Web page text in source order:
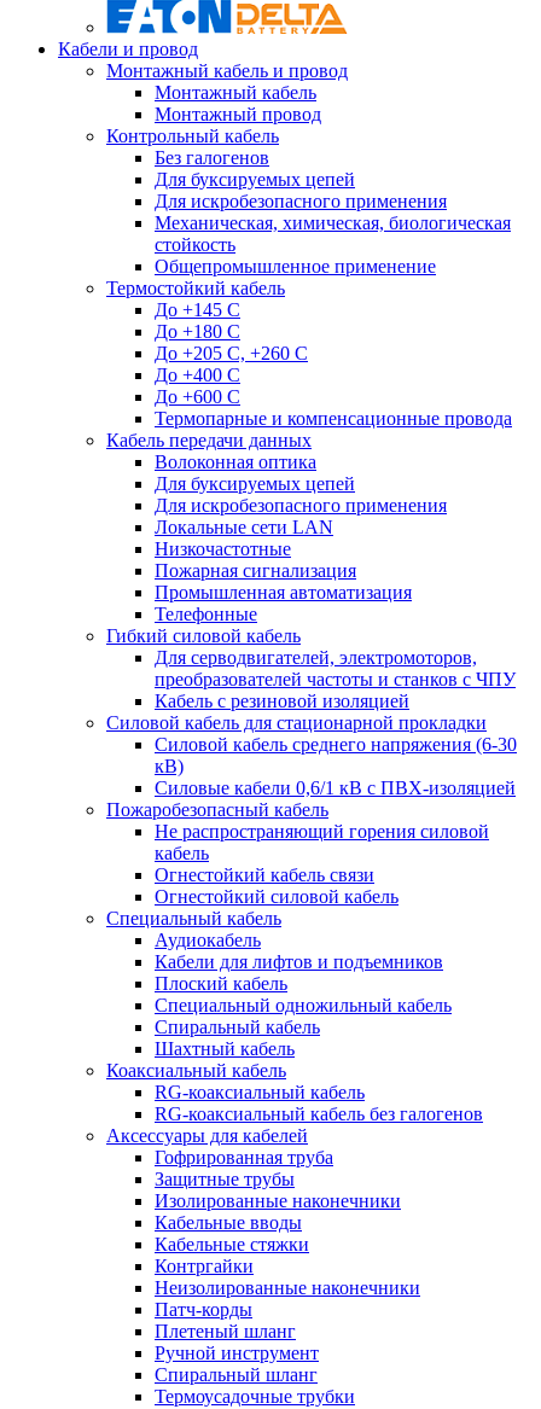
Кабели и провод
Монтажный кабель и провод
Монтажный кабель
Монтажный провод
Контрольный кабель
Без галогенов
Для буксируемых цепей
Для искробезопасного применения
Механическая, химическая, биологическая
стойкость
Общепромышленное применение
Термостойкий кабель
До +145 С
До +180 C
До +205 С, +260 С
До +400 C
До +600 С
Термопарные и компенсационные провода
Кабель передачи данных
Волоконная оптика
Для буксируемых цепей
Для искробезопасного применения
Локальные сети LAN
Низкочастотные
Пожарная сигнализация
Промышленная автоматизация
Телефонные
Гибкий силовой кабель
Для серводвигателей, электромоторов,
преобразователей частоты и станков с ЧПУ
Кабель с резиновой изоляцией
Силовой кабель для стационарной прокладки
Силовой кабель среднего напряжения (6-30
кВ)
Силовые кабели 0,6/1 кВ с ПВХ-изоляцией
Пожаробезопасный кабель
Не распространяющий горения силовой
кабель
Огнестойкий кабель связи
Огнестойкий силовой кабель
Специальный кабель
Аудиокабель
Кабели для лифтов и подъемников
Плоский кабель
Специальный одножильный кабель
Спиральный кабель
Шахтный кабель
Коаксиальный кабель
RG-коаксиальный кабель
RG-коаксиальный кабель без галогенов
Аксессуары для кабелей
Гофрированная труба
Защитные трубы
Изолированные наконечники
Кабельные вводы
Кабельные стяжки
Контргайки
Неизолированные наконечники
Патч-корды
Плетеный шланг
Ручной инструмент
Спиральный шланг
Термоусадочные трубки